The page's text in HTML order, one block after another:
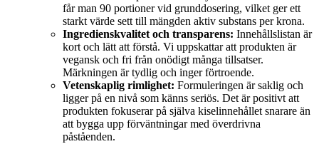
får man 90 portioner vid grunddosering, vilket ger ett
starkt värde sett till mängden aktiv substans per krona.
Ingredienskvalitet och transparens: Innehållslistan är
kort och lätt att förstå. Vi uppskattar att produkten är
vegansk och fri från onödigt många tillsatser.
Märkningen är tydlig och inger förtroende.
Vetenskaplig rimlighet: Formuleringen är saklig och
ligger på en nivå som känns seriös. Det är positivt att
produkten fokuserar på själva kiselinnehållet snarare än
att bygga upp förväntningar med överdrivna
påståenden.